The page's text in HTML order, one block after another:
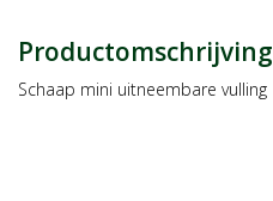
Productomschrijving
Schaap mini uitneembare vulling